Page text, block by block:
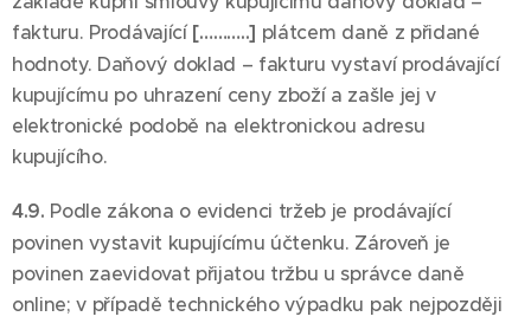
fakturu. Prodávající [………..] plátcem daně z přidané
hodnoty. Daňový doklad – fakturu vystaví prodávající
kupujícímu po uhrazení ceny zboží a zašle jej v
elektronické podobě na elektronickou adresu
kupujícího.
4.9. Podle zákona o evidenci tržeb je prodávající
povinen vystavit kupujícímu účtenku. Zároveň je
povinen zaevidovat přijatou tržbu u správce daně
online; v případě technického výpadku pak nejpozději